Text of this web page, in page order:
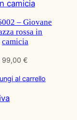
– Giovane
rossa in
camicia
99,00€
al carrello